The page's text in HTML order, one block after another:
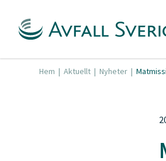
Hem | Aktuellt | Nyheter |